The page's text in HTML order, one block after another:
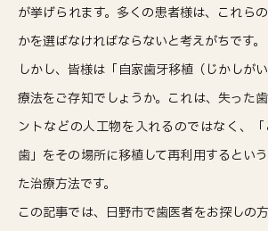
が挙げられます。多くの患者様は、これら
かを選ばなければならないと考えがちです。
しかし、皆様は「自家歯牙移植（じかしが
療法をご存知でしょうか。これは、失った
ントなどの人工物を入れるのではなく、
歯」をその場所に移植して再利用するとい
た治療方法です。
この記事では、日野市で歯医者をお探しの